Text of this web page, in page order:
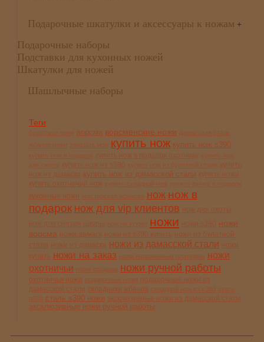
Подарочные шкатулки и аксессуары к ножам +
Подарочные наборы
Подставки для кухонных ножей
Шкатулки для ножей
Шашлычные наборы
Теги
ворсма ворсменские ножи
купить нож купить нож s390
купить нож из дамасской стали
купить охотничий нож
кухонные ножи нож нож в
подарок нож для vip клиентов нож для охоты
ножи
ножи
ворсма
ножи дамаск
ножи из булатной
стали
ножи из дамасской стали
ножи
купить
ножи на заказ
ножи
охотничьи
ножи ручной работы
охотничьи ножи
складники жбанов
сталь s390 ножи
эксклюзивные ножи ручной работы